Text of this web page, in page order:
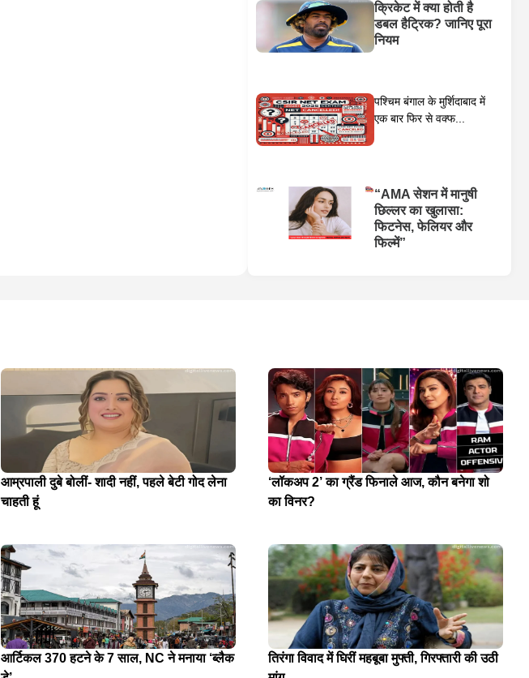
क्रिकेट में क्या होती है
डबल हैट्रिक? जानिए पूरा
नियम
पश्चिम बंगाल के मुर्शिदाबाद में
एक बार फिर से वक्फ...
“AMA सेशन में मानुषी
छिल्लर का खुलासा:
फिटनेस, फेलियर और
फिल्में”
आम्रपाली दुबे बोलीं- शादी नहीं, पहले बेटी गोद लेना
चाहती हूं
‘लॉकअप 2’ का ग्रैंड फिनाले आज, कौन बनेगा शो
का विनर?
आर्टिकल 370 हटने के 7 साल, NC ने मनाया ‘ब्लैक
तिरंगा विवाद में घिरीं महबूबा मुफ्ती, गिरफ्तारी की उठी